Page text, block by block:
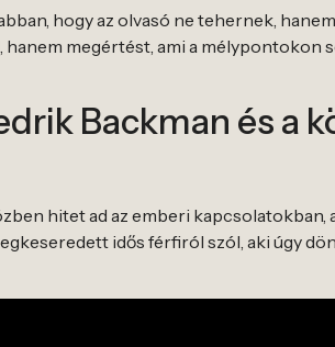
hogy az olvasó ne tehernek,
hanem megértést, ami a mélypontokon
Backman és a
hitet ad az emberi kapcsolatokban,
idős férfiról szól, aki úgy